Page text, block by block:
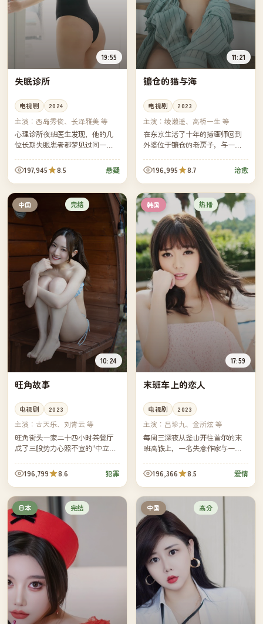
19:55
失眠诊所
电视剧 2024
主演： 西岛秀俊、长泽雅美 等
心理诊所夜班医生发现，他的几
位长期失眠患者都梦见过同一个
时被遗忘的旧居。
197,945 8.5 悬疑
11:21
镰仓的猫与海
电视剧 2023
主演：绫濑遥、高桥一生 等
在东京生活了十年的插画师回到
外婆位于镰仓的老房子，与一只
胞胎兄妹，度过了一个不写一笔
却画得最满的夏天。
196,995 8.7 治愈
中国 完结
10:24
旺角故事
电视剧 2023
主演： 古天乐、刘青云 等
旺角街头一家二十四小时茶餐厅
成了三股势力心照不宣的"中立
得不在同一晚摊开各自的牌。
196,799 8.6 犯罪
韩国 热播
17:59
末班车上的恋人
电视剧 2023
主演： 吕珍九、金所炫 等
每周三深夜从釜山开往首尔的末
班高铁上，一名失意作家与一名
同一节车厢的固定座位。他们用
十趟车的时间，写完了一本只属
于他...
196,366 8.5 爱情
日本 完结 中国 高分